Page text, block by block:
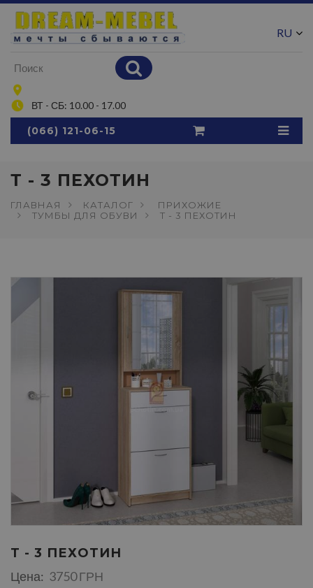
ВТ - СБ: 10.00 - 17.00
RU
(066) 121-06-15
Т - 3 ПЕХОТИН
ГЛАВНАЯ КАТАЛОГ
ПРИХОЖИЕ
ТУМБЫ ДЛЯ ОБУВИ
Т - 3 ПЕХОТИН
Т - 3 ПЕХОТИН
Цена: 3750 ГРН